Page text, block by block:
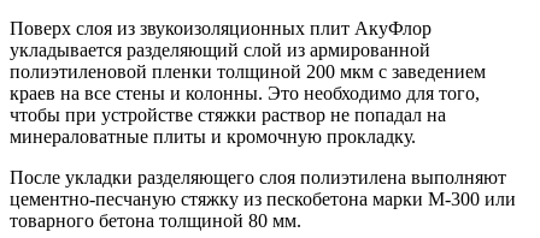
Поверх слоя из звукоизоляционных плит АкуФлор
укладывается разделяющий слой из армированной
полиэтиленовой пленки толщиной 200 мкм с заведением
краев на все стены и колонны. Это необходимо для того,
чтобы при устройстве стяжки раствор не попадал на
минераловатные плиты и кромочную прокладку.
После укладки разделяющего слоя полиэтилена выполняют
цементно-песчаную стяжку из пескобетона марки М-300 или
товарного бетона толщиной 80 мм.